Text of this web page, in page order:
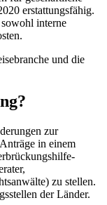
erstattungsfähig.
interne
und die
zur
in einem
zu stellen.
der Länder.